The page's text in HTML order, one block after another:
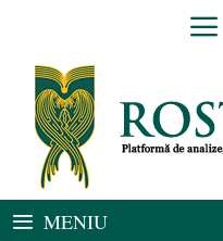
conținut
MENIU